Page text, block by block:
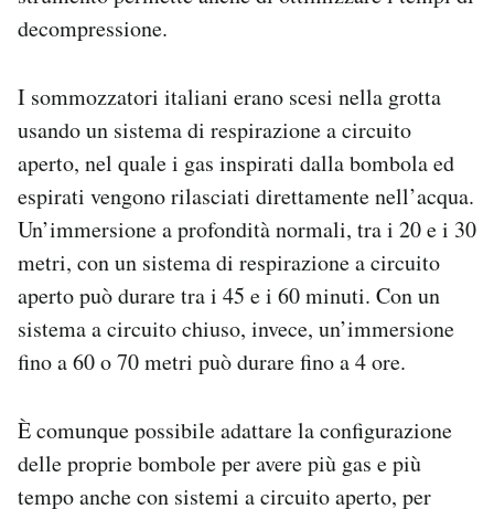
decompressione.
I sommozzatori italiani erano scesi nella grotta
usando un sistema di respirazione a circuito
aperto, nel quale i gas inspirati dalla bombola ed
espirati vengono rilasciati direttamente nell’acqua.
Un’immersione a profondità normali, tra i 20 e i 30
metri, con un sistema di respirazione a circuito
aperto può durare tra i 45 e i 60 minuti. Con un
sistema a circuito chiuso, invece, un’immersione
fino a 60 o 70 metri può durare fino a 4 ore.
È comunque possibile adattare la configurazione
delle proprie bombole per avere più gas e più
tempo anche con sistemi a circuito aperto, per